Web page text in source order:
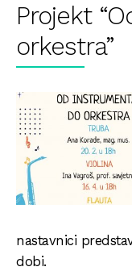
Projekt
orkestra”
nastavnici
dobi.